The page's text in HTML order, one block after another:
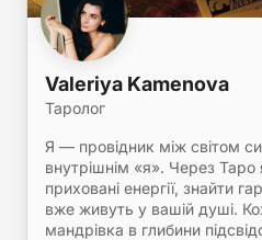
Valeriya Kamenova
Таролог
Я — провідник між світом
внутрішнім «я». Через
приховані енергії, знайти
вже живуть у вашій душі.
мандрівка в глибини